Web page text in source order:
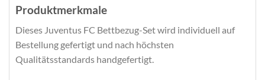
Produktmerkmale
Dieses Juventus FC Bettbezug-Set wird individuell auf
Bestellung gefertigt und nach höchsten
Qualitätsstandards handgefertigt.